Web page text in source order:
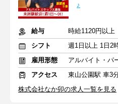
♪
給与
時給1120円以上
シフト
週1日以上 1日2
雇用形態
アルバイト・パ
アクセス
東山公園駅 車3
株式会社なか卯の求人一覧を見る